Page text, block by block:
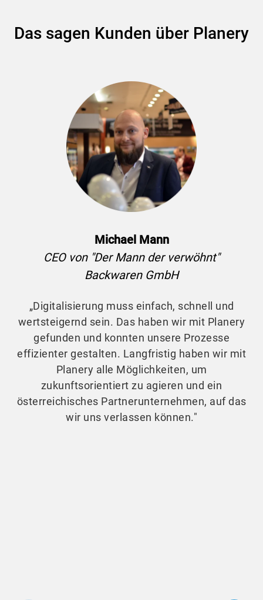
Das sagen Kunden über Planery
Michael Mann
CEO von "Der Mann der verwöhnt"
Backwaren GmbH
„Digitalisierung muss einfach, schnell und
wertsteigernd sein. Das haben wir mit Planery
gefunden und konnten unsere Prozesse
effizienter gestalten. Langfristig haben wir mit
Planery alle Möglichkeiten, um
zukunftsorientiert zu agieren und ein
österreichisches Partnerunternehmen, auf das
wir uns verlassen können."